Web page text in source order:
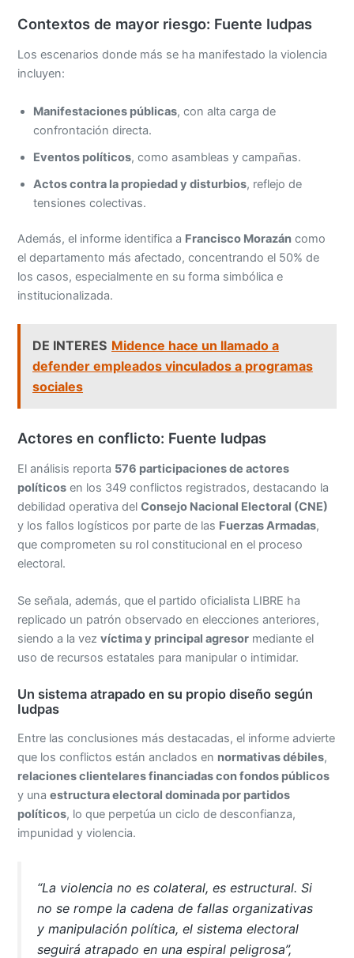
Contextos de mayor riesgo: Fuente Iudpas
Los escenarios donde más se ha manifestado la violencia
incluyen:
Manifestaciones públicas, con alta carga de
confrontación directa.
Eventos políticos, como asambleas y campañas.
Actos contra la propiedad y disturbios, reflejo de
tensiones colectivas.
Además, el informe identifica a Francisco Morazán como
el departamento más afectado, concentrando el 50% de
los casos, especialmente en su forma simbólica e
institucionalizada.
DE INTERES Midence hace un llamado a
defender empleados vinculados a programas
sociales
Actores en conflicto: Fuente Iudpas
El análisis reporta 576 participaciones de actores
políticos en los 349 conflictos registrados, destacando la
debilidad operativa delConsejo Nacional Electoral (CNE)
y los fallos logísticos por parte de las Fuerzas Armadas,
que comprometen su rol constitucional en el proceso
electoral.
Se señala, además, que el partido oficialista LIBRE ha
replicado un patrón observado en elecciones anteriores,
siendo a la vezvíctima y principal agresor mediante el
uso de recursos estatales para manipular o intimidar.
Un sistema atrapado en su propio diseño según
Iudpas
Entre las conclusiones más destacadas, el informe advierte
que los conflictos están anclados en normativas débiles,
relaciones clientelares financiadas con fondos públicos
y unaestructura electoral dominada por partidos
políticos, lo que perpetúa un ciclo de desconfianza,
impunidad y violencia.
“La violencia no es colateral, es estructural. Si
no se rompe la cadena de fallas organizativas
y manipulación política, el sistema electoral
seguirá atrapado en una espiral peligrosa”,